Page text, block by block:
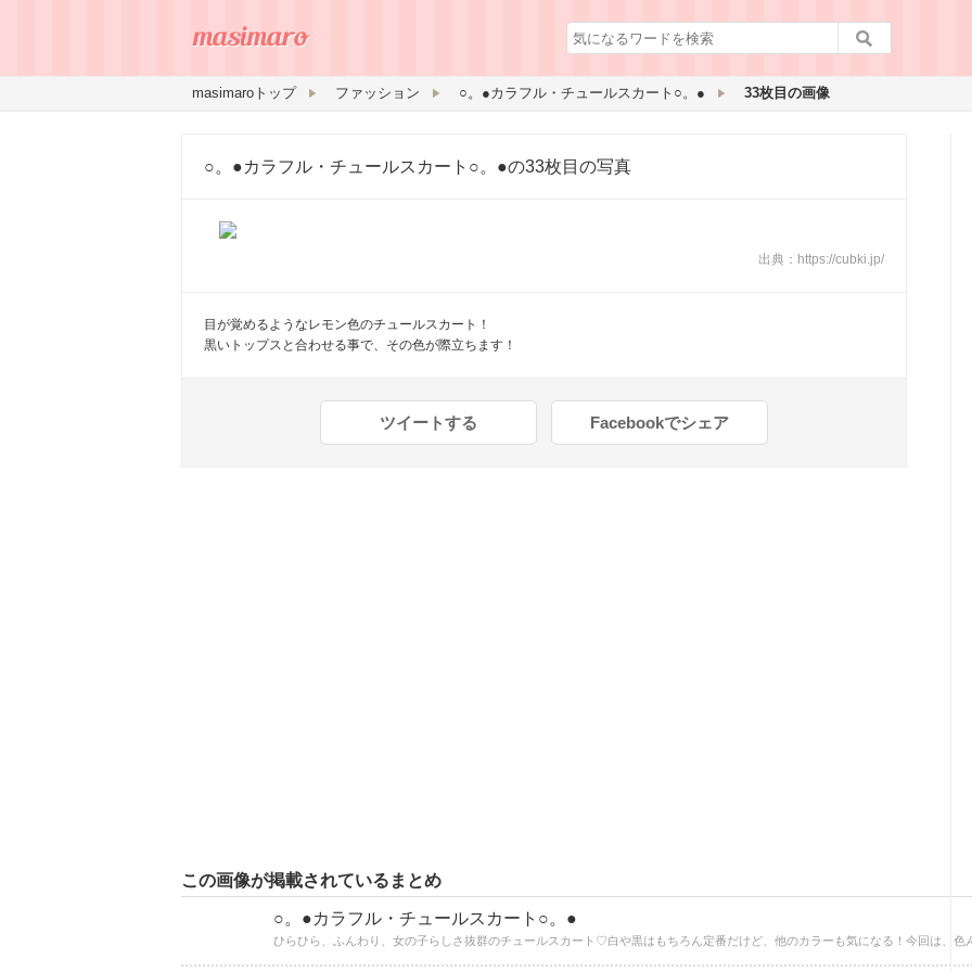
masimaroトップ ファッション ○。●カラフル・チュールスカート○。● 33枚目の画像
○。●カラフル・チュールスカート○。●の33枚目の写真
出典： https://cubki.jp/
目が覚めるようなレモン色のチュールスカート！
黒いトップスと合わせる事で、その色が際立ちます！
ツイートする Facebookでシェア
この画像が掲載されているまとめ
○。●カラフル・チュールスカート○。●